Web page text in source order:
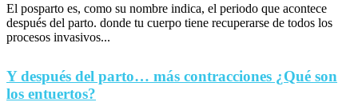
El posparto es, como su nombre indica, el periodo que acontece
después del parto. donde tu cuerpo tiene recuperarse de todos los
procesos invasivos...
Y después del parto… más contracciones ¿Qué son
los entuertos?